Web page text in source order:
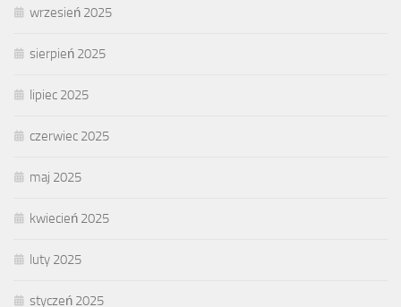
wrzesień 2025
sierpień 2025
lipiec 2025
czerwiec 2025
maj 2025
kwiecień 2025
luty 2025
styczeń 2025